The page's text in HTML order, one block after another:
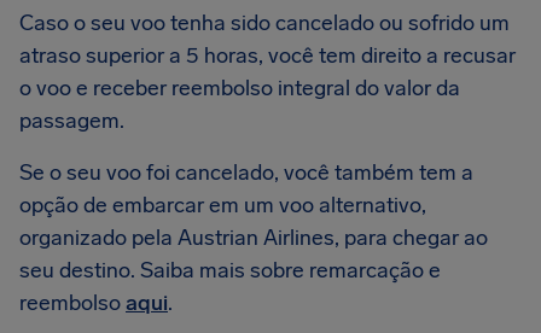
Caso o seu voo tenha sido cancelado ou sofrido um
atraso superior a 5 horas, você tem direito a recusar
o voo e receber reembolso integral do valor da
passagem.
Se o seu voo foi cancelado, você também tem a
opção de embarcar em um voo alternativo,
organizado pela Austrian Airlines, para chegar ao
seu destino. Saiba mais sobre remarcação e
reembolsoaqui.